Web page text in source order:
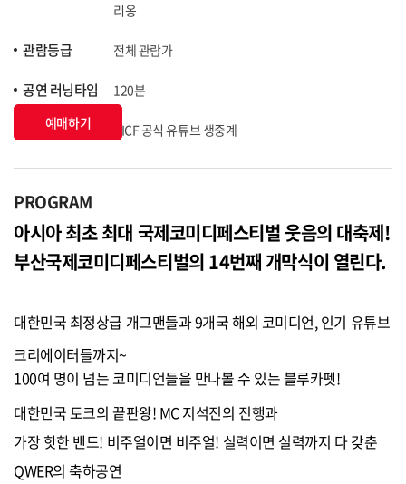
리옹
관람등급 전체 관람가
공연 러닝타임 120분
상영 BICF 공식 유튜브 생중계
예매하기
PROGRAM
아시아 최초 최대 국제코미디페스티벌 웃음의 대축제!
부산국제코미디페스티벌의 14번째 개막식이 열린다.
대한민국 최정상급 개그맨들과 9개국 해외 코미디언, 인기 유튜브
크리에이터들까지~
100여 명이 넘는 코미디언들을 만나볼 수 있는 블루카펫!
대한민국 토크의 끝판왕! MC 지석진의 진행과
가장 핫한 밴드! 비주얼이면 비주얼! 실력이면 실력까지 다 갖춘
QWER의 축하공연